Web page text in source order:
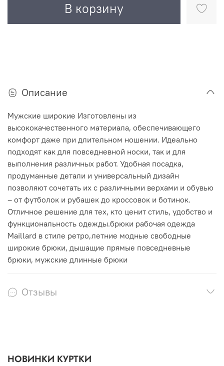
В корзину
Описание
Мужские широкие Изготовлены из
высококачественного материала, обеспечивающего
комфорт даже при длительном ношении. Идеально
подходят как для повседневной носки, так и для
выполнения различных работ. Удобная посадка,
продуманные детали и универсальный дизайн
позволяют сочетать их с различными верхами и обувью
– от футболок и рубашек до кроссовок и ботинок.
Отличное решение для тех, кто ценит стиль, удобство и
функциональность одежды.брюки рабочая одежда
Maillard в стиле ретро,летние модные свободные
широкие брюки, дышащие прямые повседневные
брюки, мужские длинные брюки
Отзывы
НОВИНКИ КУРТКИ